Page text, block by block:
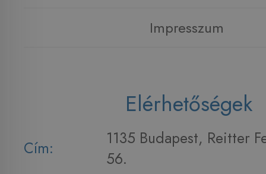
Impresszum
Elérhetőségek
Cím:
1135 Budapest, Reitter
56.